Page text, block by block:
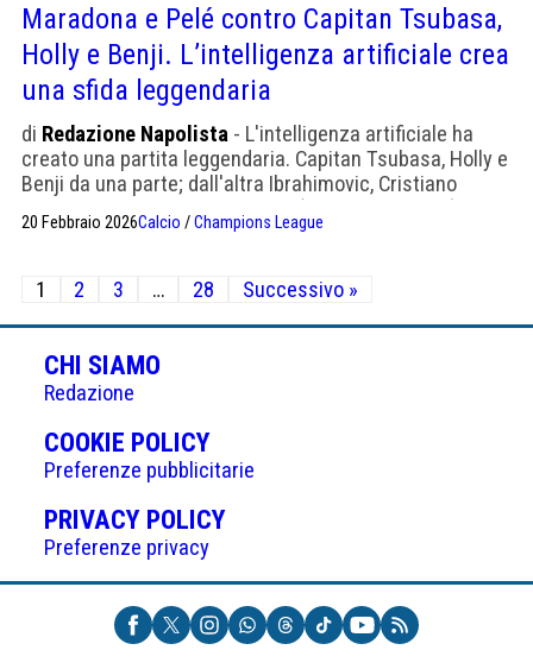
Maradona e Pelé contro Capitan Tsubasa,
Holly e Benji. L’intelligenza artificiale crea
una sfida leggendaria
di Redazione Napolista - L'intelligenza artificiale ha
creato una partita leggendaria. Capitan Tsubasa, Holly e
Benji da una parte; dall'altra Ibrahimovic, Cristiano
20 Febbraio 2026Calcio /Champions League
Paginazione
degli
articoli
1 2 3 … 28 Successivo »
CHI SIAMO
Redazione
COOKIE POLICY(APRE
IN
UNA
NUOVA
Preferenze pubblicitarie
PRIVACY POLICY(APRE
UNA
NUOVA
SCHEDA)
Preferenze privacy